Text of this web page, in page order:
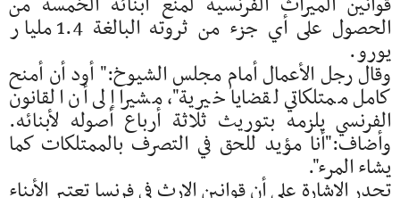
الحصول على أي جزء من ثروته البالغة 1.4 مليار
يورو.
وقال رجل الأعمال أمام مجلس الشيوخ:" أود أن أمنح
كامل ممتلكاتي لقضايا خيرية"، مشيرا إلى أن القانون
الفرنسي يلزمه بتوريث ثلاثة أرباع أصوله لأبنائه.
وأضاف:"أنا مؤيد للحق في التصرف بالممتلكات كما
يشاء المرء".